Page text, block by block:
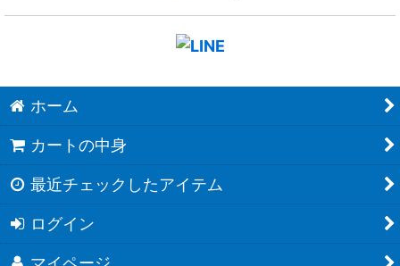
ホーム
カートの中身
最近チェックしたアイテム
ログイン